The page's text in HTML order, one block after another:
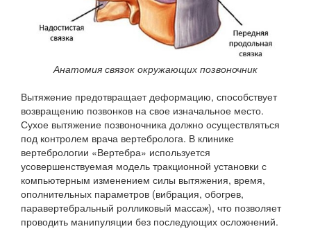
Анатомия связок окружающих позвоночник
Вытяжение предотвращает деформацию, способствует
возвращению позвонков на свое изначальное место.
Сухое вытяжение позвоночника должно осуществляться
под контролем врача вертебролога. В клинике
вертебрологии «Вертебра» используется
усовершенствуемая модель тракционной установки с
компьютерным изменением силы вытяжения, время,
ополнительных параметров (вибрация, обогрев,
паравертебральный ролликовый массаж), что позволяет
проводить манипуляции без последующих осложнений.